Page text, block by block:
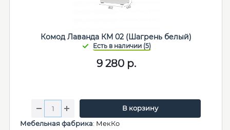
Комод Лаванда КМ 02 (Шагрень белый)
9 280р.
В корзину
Мебельная фабрика: МекКо